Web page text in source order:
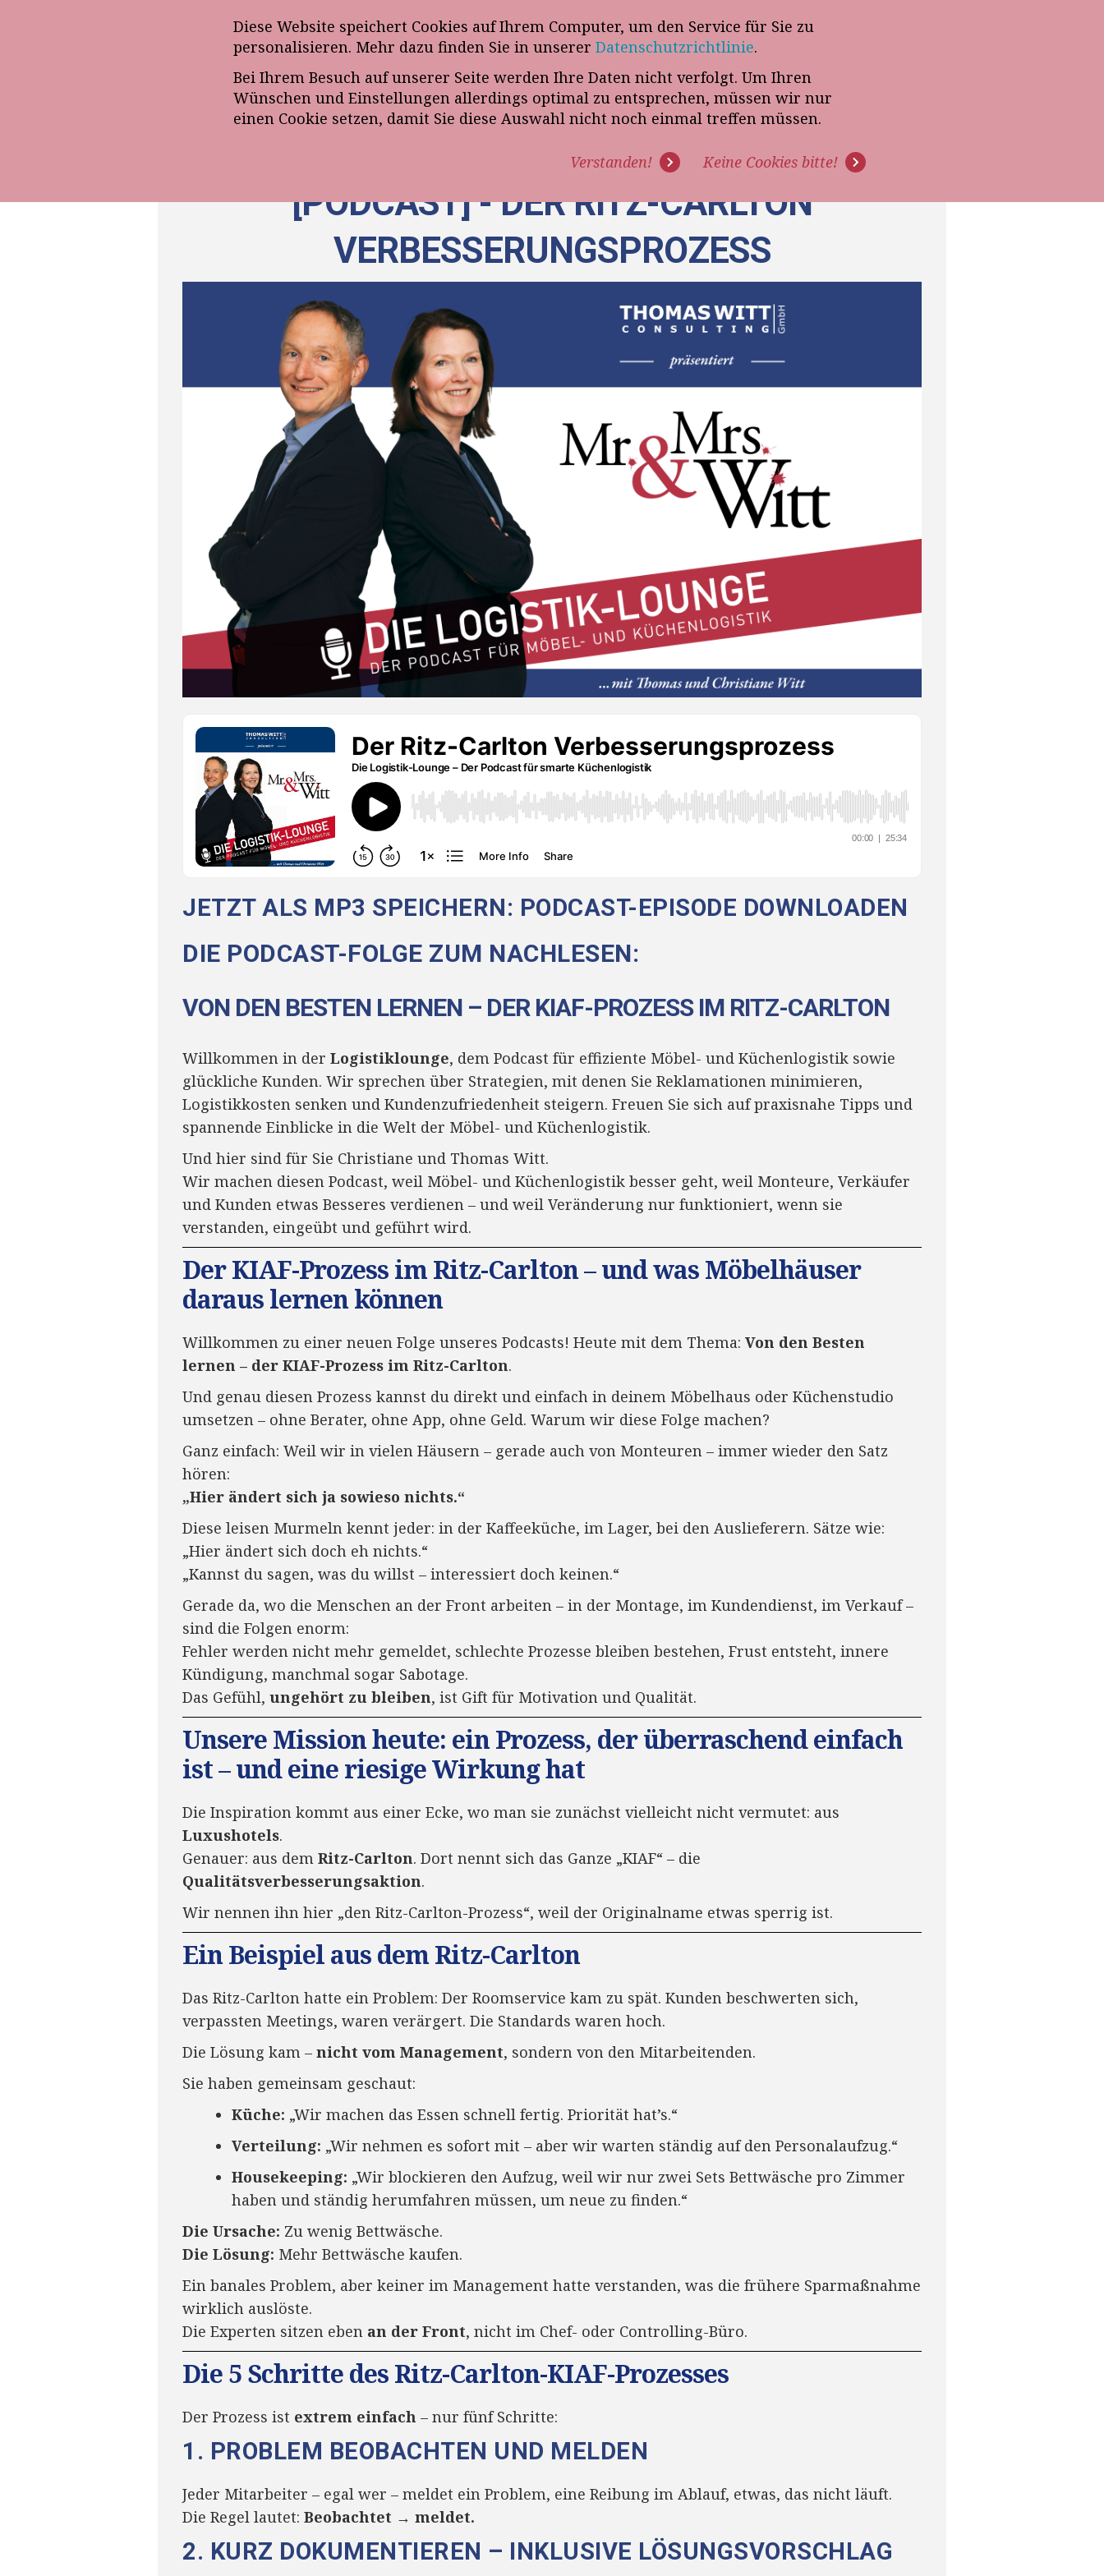
Diese Website speichert Cookies auf Ihrem Computer, um den Service für Sie zu
personalisieren. Mehr dazu finden Sie in unserer Datenschutzrichtlinie.
Bei Ihrem Besuch auf unserer Seite werden Ihre Daten nicht verfolgt. Um Ihren
Wünschen und Einstellungen allerdings optimal zu entsprechen, müssen wir nur
einen Cookie setzen, damit Sie diese Auswahl nicht noch einmal treffen müssen.
Verstanden! Keine Cookies bitte!
Anmeldung zum E-Mail-Newsletter„VERKAUFSSTEUERER“ Telefon-Termin mit Thomas Witt
ÜBER UNS PROGRAMME EXPERTISE REFERENZEN BLOG PODCAST
[PODCAST] - DER RITZ-CARLTON
VERBESSERUNGSPROZESS
JETZT ALS MP3 SPEICHERN: PODCAST-EPISODE DOWNLOADEN
DIE PODCAST-FOLGE ZUM NACHLESEN:
VON DEN BESTEN LERNEN – DER KIAF-PROZESS IM RITZ-CARLTON
Willkommen in der Logistiklounge, dem Podcast für effiziente Möbel- und Küchenlogistik sowie
glückliche Kunden. Wir sprechen über Strategien, mit denen Sie Reklamationen minimieren,
Logistikkosten senken und Kundenzufriedenheit steigern. Freuen Sie sich auf praxisnahe Tipps und
spannende Einblicke in die Welt der Möbel- und Küchenlogistik.
Und hier sind für Sie Christiane und Thomas Witt.
Wir machen diesen Podcast, weil Möbel- und Küchenlogistik besser geht, weil Monteure, Verkäufer
und Kunden etwas Besseres verdienen – und weil Veränderung nur funktioniert, wenn sie
verstanden, eingeübt und geführt wird.
Der KIAF-Prozess im Ritz-Carlton – und was Möbelhäuser
daraus lernen können
Willkommen zu einer neuen Folge unseres Podcasts! Heute mit dem Thema: Von den Besten
lernen – der KIAF-Prozess im Ritz-Carlton.
Und genau diesen Prozess kannst du direkt und einfach in deinem Möbelhaus oder Küchenstudio
umsetzen – ohne Berater, ohne App, ohne Geld. Warum wir diese Folge machen?
Ganz einfach: Weil wir in vielen Häusern – gerade auch von Monteuren – immer wieder den Satz
hören:
„Hier ändert sich ja sowieso nichts.“
Diese leisen Murmeln kennt jeder: in der Kaffeeküche, im Lager, bei den Auslieferern. Sätze wie:
„Hier ändert sich doch eh nichts.“
„Kannst du sagen, was du willst – interessiert doch keinen.“
Gerade da, wo die Menschen an der Front arbeiten – in der Montage, im Kundendienst, im Verkauf –
sind die Folgen enorm:
Fehler werden nicht mehr gemeldet, schlechte Prozesse bleiben bestehen, Frust entsteht, innere
Kündigung, manchmal sogar Sabotage.
Das Gefühl, ungehört zu bleiben, ist Gift für Motivation und Qualität.
Unsere Mission heute: ein Prozess, der überraschend einfach
ist – und eine riesige Wirkung hat
Die Inspiration kommt aus einer Ecke, wo man sie zunächst vielleicht nicht vermutet: aus
Luxushotels.
Genauer: aus dem Ritz-Carlton. Dort nennt sich das Ganze „KIAF“ – die
Qualitätsverbesserungsaktion.
Wir nennen ihn hier „den Ritz-Carlton-Prozess“, weil der Originalname etwas sperrig ist.
Ein Beispiel aus dem Ritz-Carlton
Das Ritz-Carlton hatte ein Problem: Der Roomservice kam zu spät. Kunden beschwerten sich,
verpassten Meetings, waren verärgert. Die Standards waren hoch.
Die Lösung kam – nicht vom Management, sondern von den Mitarbeitenden.
Sie haben gemeinsam geschaut:
Küche: „Wir machen das Essen schnell fertig. Priorität hat’s.“
Verteilung: „Wir nehmen es sofort mit – aber wir warten ständig auf den Personalaufzug.“
Housekeeping: „Wir blockieren den Aufzug, weil wir nur zwei Sets Bettwäsche pro Zimmer
haben und ständig herumfahren müssen, um neue zu finden.“
Die Ursache: Zu wenig Bettwäsche.
Die Lösung: Mehr Bettwäsche kaufen.
Ein banales Problem, aber keiner im Management hatte verstanden, was die frühere Sparmaßnahme
wirklich auslöste.
Die Experten sitzen eben an der Front, nicht im Chef- oder Controlling-Büro.
Die 5 Schritte des Ritz-Carlton-KIAF-Prozesses
Der Prozess ist extrem einfach – nur fünf Schritte:
1. PROBLEM BEOBACHTEN UND MELDEN
Jeder Mitarbeiter – egal wer – meldet ein Problem, eine Reibung im Ablauf, etwas, das nicht läuft.
Die Regel lautet: Beobachtet → meldet.
2. KURZ DOKUMENTIEREN – INKLUSIVE LÖSUNGSVORSCHLAG